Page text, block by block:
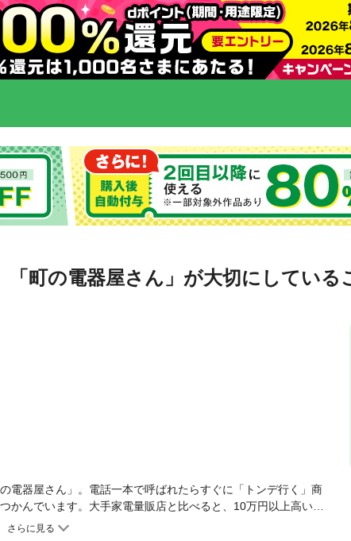
町の電器屋さん」が大切にしている
電器屋さん」。電話一本で呼ばれたらすぐに「トンデ行く」商
かんでいます。大手家電量販店と比べると、10万円以上高いも
チがいい」と喜んで買っていきます。商品が高い分、会社の利